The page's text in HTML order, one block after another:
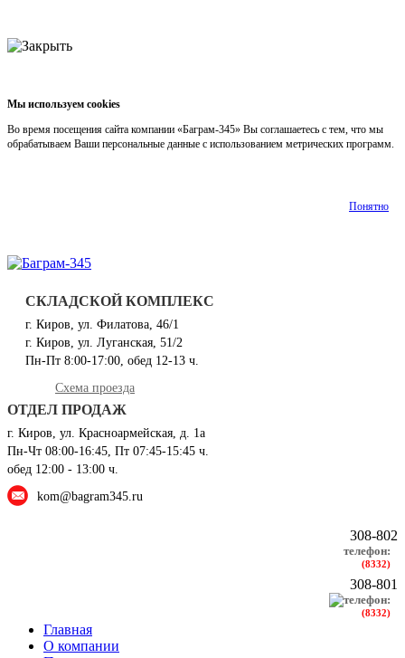
Мы используем cookies
Во время посещения сайта компании «Баграм-345» Вы соглашаетесь с тем, что мы
обрабатываем Ваши персональные данные с использованием метрических программ.
Понятно
СКЛАДСКОЙ КОМПЛЕКС
г. Киров, ул. Филатова, 46/1
г. Киров, ул. Луганская, 51/2
Пн-Пт 8:00-17:00, обед 12-13 ч.
Схема проезда
ОТДЕЛ ПРОДАЖ
г. Киров, ул. Красноармейская, д. 1а
Пн-Чт 08:00-16:45, Пт 07:45-15:45 ч.
обед 12:00 - 13:00 ч.
kom@bagram345.ru
308-802
телефон:
(8332)
308-801
телефон:
(8332)
Главная
О компании